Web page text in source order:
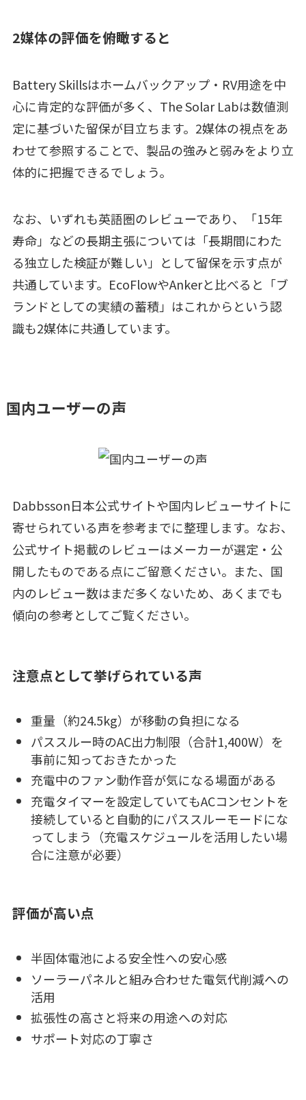
2媒体の評価を俯瞰すると
Battery Skillsはホームバックアップ・RV用途を中
心に肯定的な評価が多く、The Solar Labは数値測
定に基づいた留保が目立ちます。2媒体の視点をあ
わせて参照することで、製品の強みと弱みをより立
体的に把握できるでしょう。
なお、いずれも英語圏のレビューであり、「15年
寿命」などの長期主張については「長期間にわた
る独立した検証が難しい」として留保を示す点が
共通しています。EcoFlowやAnkerと比べると「ブ
ランドとしての実績の蓄積」はこれからという認
識も2媒体に共通しています。
国内ユーザーの声
Dabbsson日本公式サイトや国内レビューサイトに
寄せられている声を参考までに整理します。なお、
公式サイト掲載のレビューはメーカーが選定・公
開したものである点にご留意ください。また、国
内のレビュー数はまだ多くないため、あくまでも
傾向の参考としてご覧ください。
注意点として挙げられている声
重量（約24.5kg）が移動の負担になる
パススルー時のAC出力制限（合計1,400W）を
事前に知っておきたかった
充電中のファン動作音が気になる場面がある
充電タイマーを設定していてもACコンセントを
接続していると自動的にパススルーモードにな
ってしまう（充電スケジュールを活用したい場
合に注意が必要）
評価が高い点
半固体電池による安全性への安心感
ソーラーパネルと組み合わせた電気代削減への
活用
拡張性の高さと将来の用途への対応
サポート対応の丁寧さ